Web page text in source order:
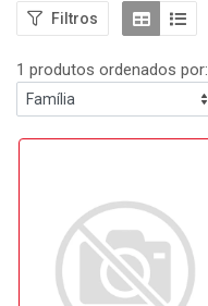
Filtros
1 produtos ordenados por: